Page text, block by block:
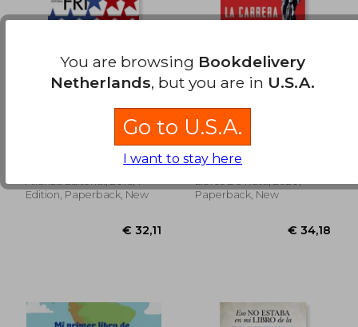
La Guerra Fría: Una
Breve Introducción
Edition, Paperback, New
La Carrera Contra la
Stasi (in Spanish)
Herbie Sykes
Paperback, New
You are browsing Bookdelivery
Netherlands, but you are in U.S.A.
Go to U.S.A.
I want to stay here